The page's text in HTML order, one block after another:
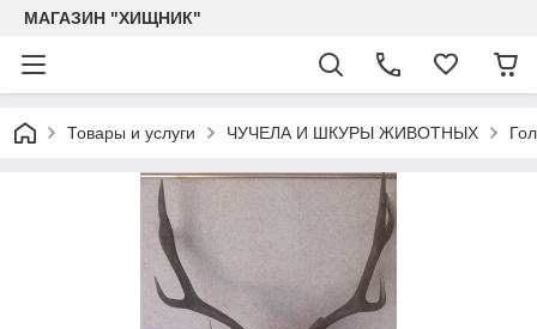
МАГАЗИН "ХИЩНИК"
Товары и услуги ЧУЧЕЛА И ШКУРЫ ЖИВОТНЫХ